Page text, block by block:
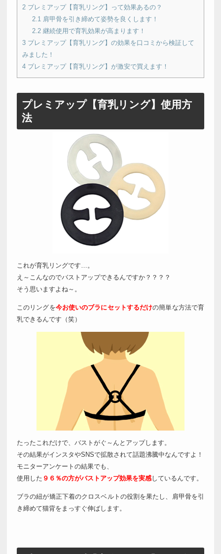
2 プレミアップ【育乳リング】って効果あるの？
2.1肩甲骨を引き締めて姿勢を良くします！
2.2継続使用で育乳効果が高まります！
3 プレミアップ【育乳リング】の効果を口コミから検証して
みました！
4 プレミアップ【育乳リング】が激安で買えます！
プレミアップ【育乳リング】使用方
法
これが育乳リングです…。
え～こんなのでバストアップできるんですか？？？？
そう思いますよね～。
このリングを今お使いのブラにセットするだけの簡単な方法で育
乳できるんです（笑）
たったこれだけで、バストがぐ～んとアップします。
その結果がインスタやSNSで拡散されて話題沸騰中なんですよ！
モニターアンケートの結果でも、
使用した ９６％の方がバストアップ効果を実感しているんです。
ブラの紐が矯正下着のクロスベルトの役割を果たし、肩甲骨を引
き締めて猫背をまっすぐ伸ばします。